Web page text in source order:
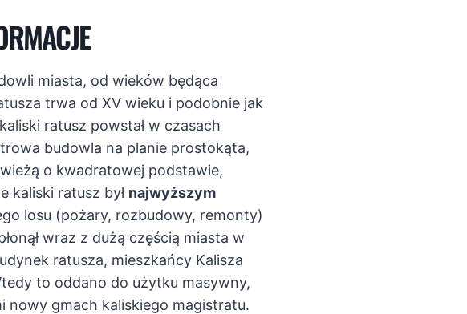
miasta, od wieków będąca
trwa od XV wieku i podobnie jak
ratusz powstał w czasach
budowla na planie prostokąta,
wieżą o kwadratowej podstawie,
kaliski ratusz był najwyższym
losu (pożary, rozbudowy, remonty)
wraz z dużą częścią miasta w
ratusza, mieszkańcy Kalisza
to oddano do użytku masywny,
nowy gmach kaliskiego magistratu.